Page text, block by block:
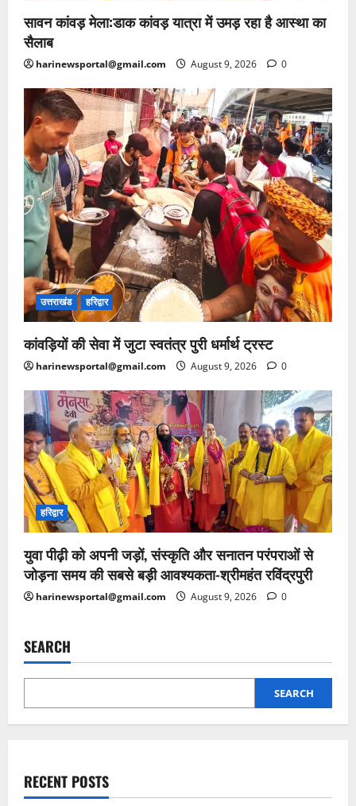
सावन कांवड़ मेला:डाक कांवड़ यात्रा में उमड़ रहा है आस्था का
सैलाब
harinewsportal@gmail.com August 9, 2026 0
उत्तराखंड हरिद्वार
कांवड़ियों की सेवा में जुटा स्वतंत्र पुरी धर्मार्थ ट्रस्ट
harinewsportal@gmail.com August 9, 2026 0
हरिद्वार
युवा पीढ़ी को अपनी जड़ों, संस्कृति और सनातन परंपराओं से
जोड़ना समय की सबसे बड़ी आवश्यकता-श्रीमहंत रविंद्रपुरी
harinewsportal@gmail.com August 9, 2026 0
SEARCH
SEARCH
RECENT POSTS